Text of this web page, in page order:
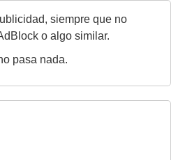
siempre que no
o algo similar.
pasa nada.